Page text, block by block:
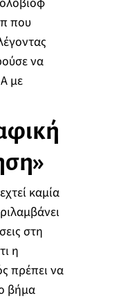
που
να
με
καμία
στη
η
πρέπει να
βήμα